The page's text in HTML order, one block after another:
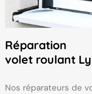
Réparation
volet roulant
Nos réparateurs de